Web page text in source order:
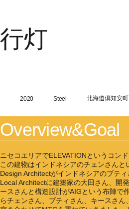
行灯
2020
Steel
北海道倶知安町
Overview&Goal
ニセコエリアでELEVATIONというコン
この建物はインドネシアのチェンさんと
Design Architectがインドネシアのブティ
Local Architectに建築家の大田さん、開
ースさんと構造設計がAIGという布陣で
らチェンさん、ブティさん、キースさ
Member
Works
News